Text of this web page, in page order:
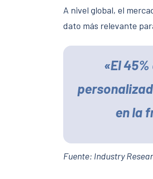
A nivel global, el
dato más relevante
«El
en la
Fuente: Industry